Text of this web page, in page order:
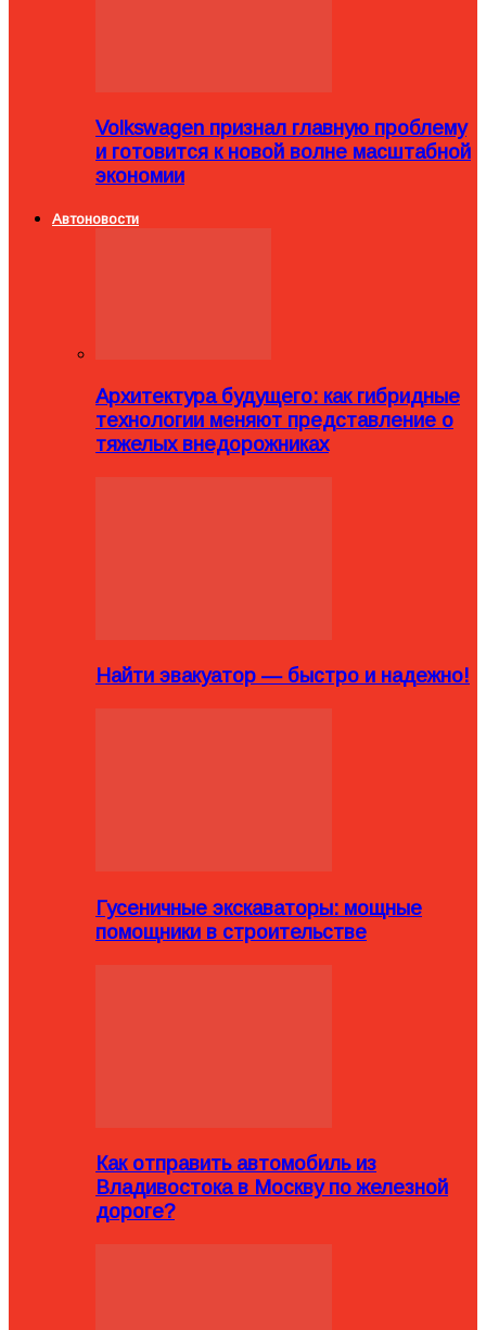
Volkswagen признал главную проблему
и готовится к новой волне масштабной
экономии
Автоновости
Архитектура будущего: как гибридные
технологии меняют представление о
тяжелых внедорожниках
Найти эвакуатор — быстро и надежно!
Гусеничные экскаваторы: мощные
помощники в строительстве
Как отправить автомобиль из
Владивостока в Москву по железной
дороге?